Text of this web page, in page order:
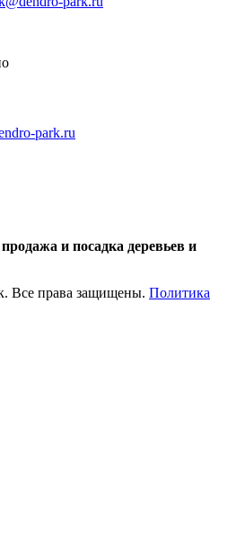
park.ru
и посадка деревьев и
Все права защищены. Политика